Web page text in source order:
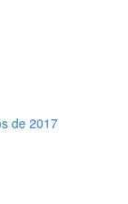
de 2017